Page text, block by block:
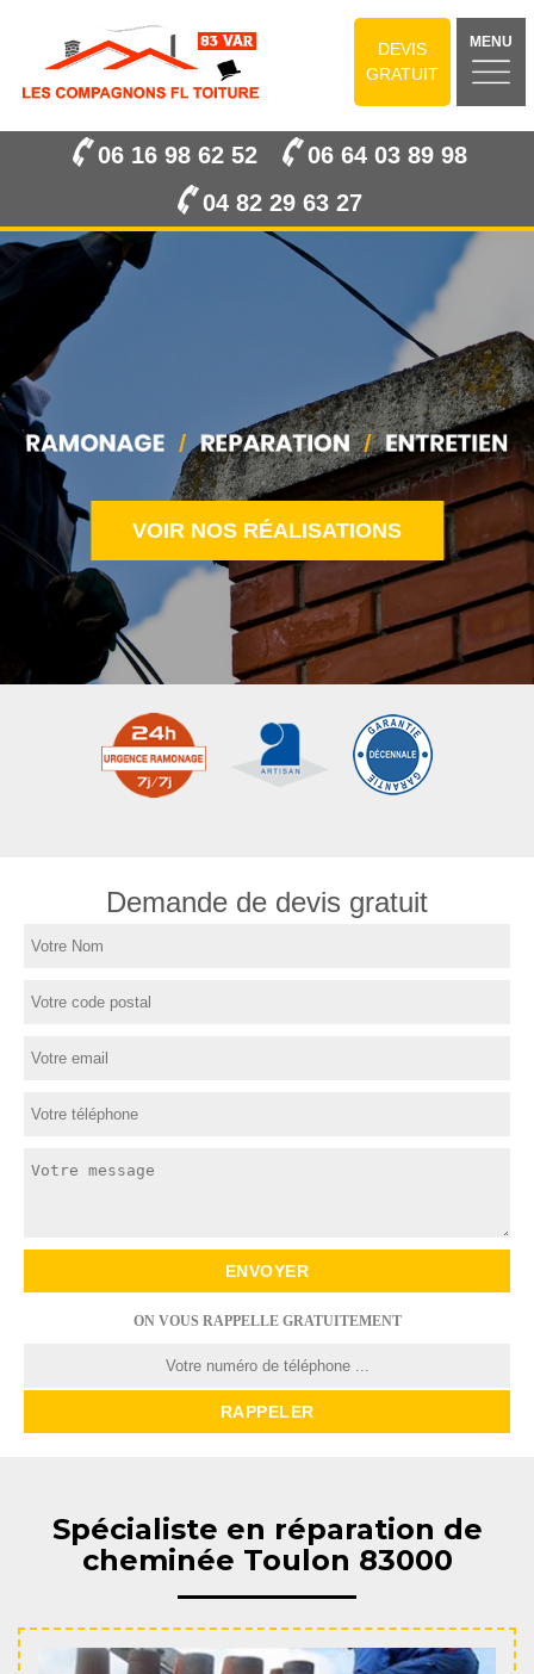
DEVIS
GRATUIT
MENU
06 16 98 62 52
06 64 03 89 98
04 82 29 63 27
VOIR NOS RÉALISATIONS
Demande de devis gratuit
ON VOUS RAPPELLE GRATUITEMENT
Spécialiste en réparation de
cheminée Toulon 83000